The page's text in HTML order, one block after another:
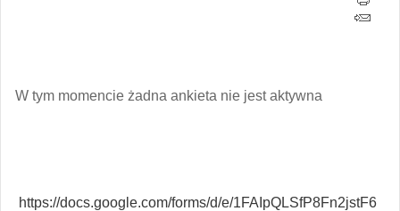
W tym momencie żadna ankieta nie jest aktywna
https://docs.google.com/forms/d/e/1FAIpQLSfP8Fn2jstF6